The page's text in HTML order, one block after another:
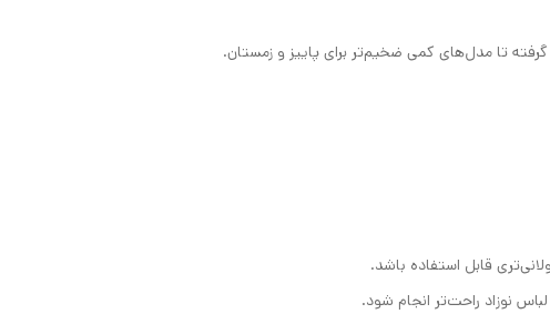
تا مدل‌های کمی ضخیم‌تر برای پاییز و زمستان.
قابل استفاده باشد.
نوزاد راحت‌تر انجام شود.